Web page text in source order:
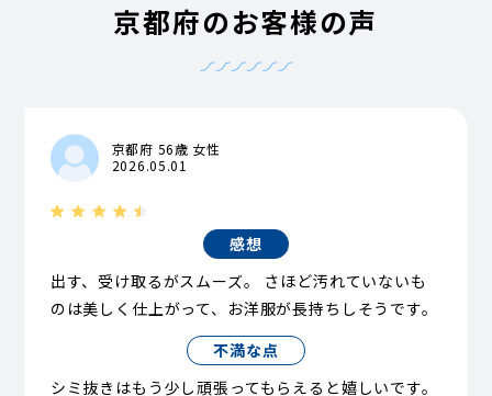
京都府のお客様の声
京都府 56歳 女性
2026.05.01
感想
出す、受け取るがスムーズ。 さほど汚れていないも
のは美しく仕上がって、お洋服が長持ちしそうです。
不満な点
シミ抜きはもう少し頑張ってもらえると嬉しいです。